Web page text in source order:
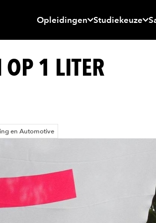
Opleidingen Studiekeuze
1 LITER
en Automotive